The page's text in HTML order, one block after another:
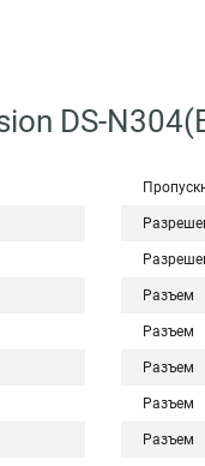
DS-
Разъем
Разъем
Разъем
Разъем
Разъем